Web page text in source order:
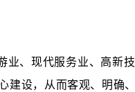
业、现代服务业、高新
设，从而客观、明确